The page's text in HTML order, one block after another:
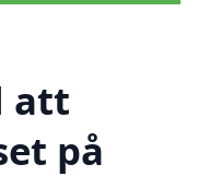
att
på